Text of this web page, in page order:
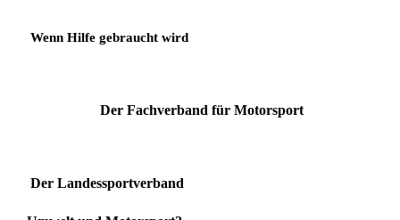
Wenn Hilfe gebraucht wird
Der Fachverband für Motorsport
Der Landessportverband